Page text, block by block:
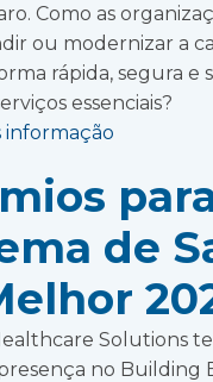
Como as
ou modernizar a
rápida, segura e
essenciais?
informação
de
Solutions
no Building